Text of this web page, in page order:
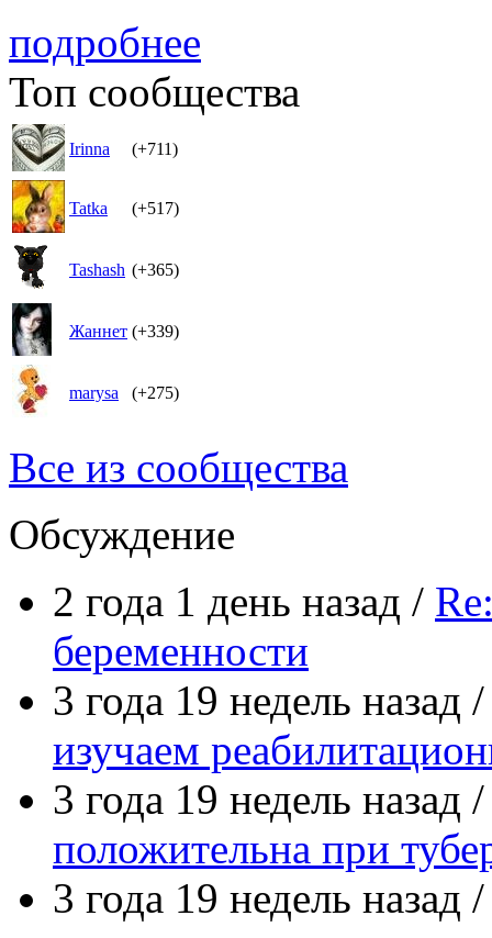
подробнее
Топ сообщества
Irinna (+711)
Tatka (+517)
Tashash (+365)
Жаннет (+339)
marysa (+275)
Все из сообщества
Обсуждение
2 года 1 день назад /
беременности
3 года 19 недель назад
изучаем
3 года 19 недель назад
положительна при
3 года 19 недель назад